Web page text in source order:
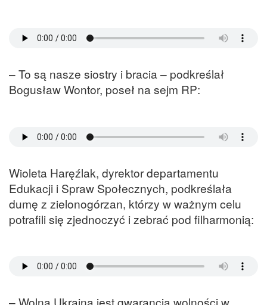
– To są nasze siostry i bracia – podkreślał
Bogusław Wontor, poseł na sejm RP:
Wioleta Haręźlak, dyrektor departamentu
Edukacji i Spraw Społecznych, podkreślała
dumę z zielonogórzan, którzy w ważnym celu
potrafili się zjednoczyć i zebrać pod filharmonią:
– Wolna Ukraina jest gwarancją wolności w